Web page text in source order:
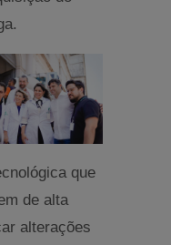
que
de alta
alterações